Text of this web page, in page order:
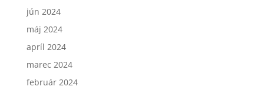
jún 2024
máj 2024
apríl 2024
marec 2024
február 2024